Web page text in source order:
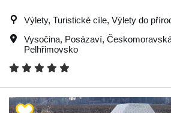
Výlety, Turistické cíle, Výlety do
Vysočina, Posázaví,
Pelhřimovsko